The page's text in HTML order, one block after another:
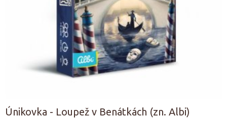
Únikovka - Loupež v Benátkách (zn. Albi)